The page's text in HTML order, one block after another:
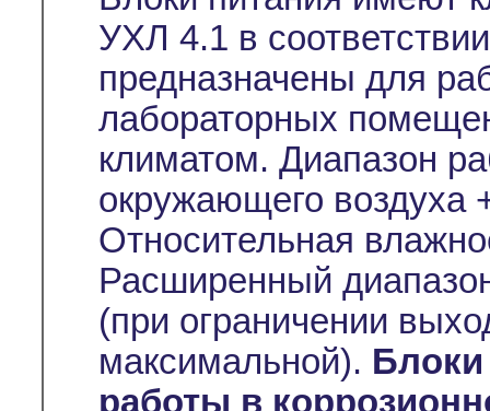
УХЛ 4.1 в
предназначены для
лабораторных
климатом. Диапазон
окружающего воздуха
Относительная
Расширенный
(при ограничении
максимальной).
работы в